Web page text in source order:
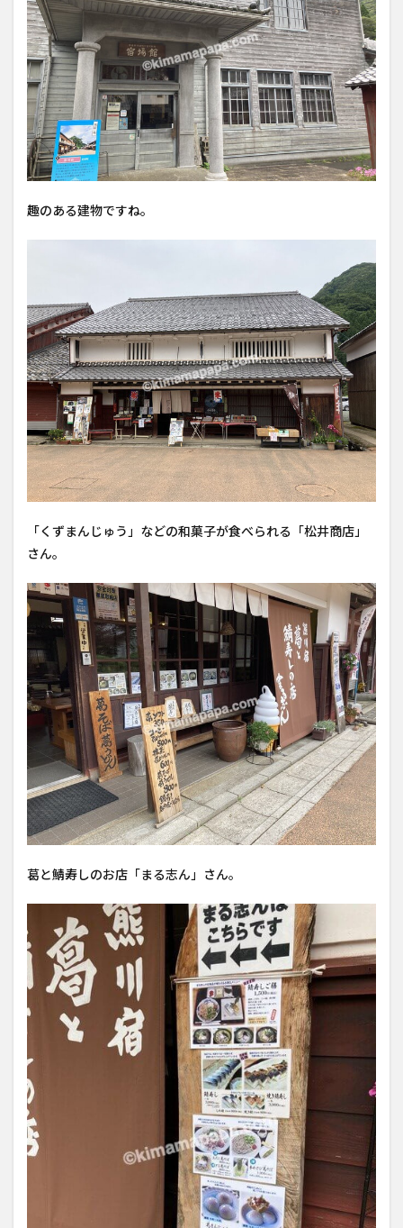
趣のある建物ですね。
「くずまんじゅう」などの和菓子が食べられる「松井商店」
さん。
葛と鯖寿しのお店「まる志ん」さん。